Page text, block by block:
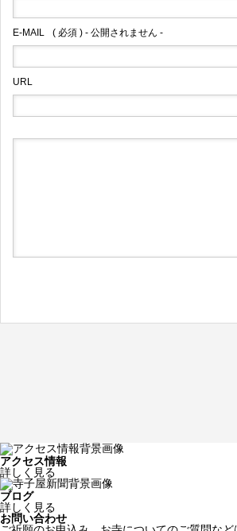
E-MAIL ( 必須 ) - 公開されません -
URL
アクセス情報
詳しく見る
ブログ
詳しく見る
お問い合わせ